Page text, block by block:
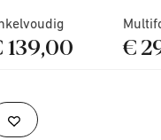
139,00 €